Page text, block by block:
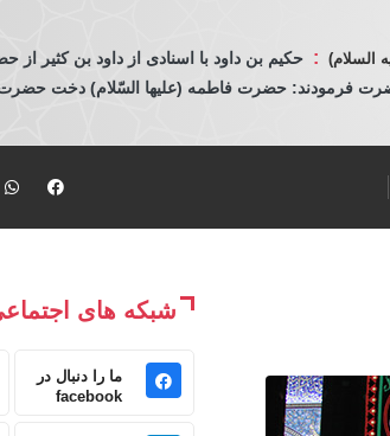
السلام) : حكيم بن داود با اسنادی از داود بن كثير
فرمودند: حضرت فاطمه (عليها السّلام) دخت
شبکه های
ما را دنبال در
facebook